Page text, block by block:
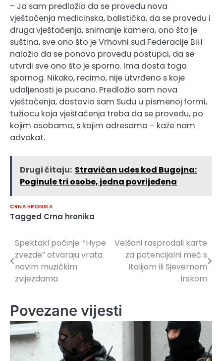
– Ja sam predložio da se provedu nova
vještačenja medicinska, balistička, da se provedu i
druga vještačenja, snimanje kamera, ono što je
suština, sve ono što je Vrhovni sud Federacije BiH
naložio da se ponovo provedu postupci, da se
utvrdi sve ono što je sporno. Ima dosta toga
spornog. Nikako, recimo, nije utvrđeno s koje
udaljenosti je pucano. Predložio sam nova
vještačenja, dostavio sam Sudu u pismenoj formi,
tužiocu koja vještačenja treba da se provedu, po
kojim osobama, s kojim adresama – kaže nam
advokat.
Drugi čitaju: Stravičan udes kod Bugojna:
Poginule tri osobe, jedna povrijeđena
CRNA HRONIKA
Tagged Crna hronika
Navigacija
članaka
Spektakl počinje: “Hype
zvezde” otvaraju vrata
novim muzičkim
zvijezdama
Velšani rasprodali karte
za potencijalni meč s
Italijom ili Sjevernom
Irskom
Povezane vijesti